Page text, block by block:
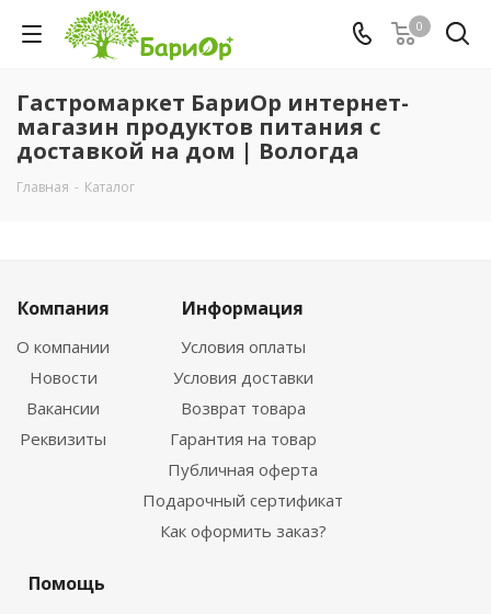
0
Гастромаркет БариОр интернет-
магазин продуктов питания с
доставкой на дом | Вологда
Главная - Каталог
Компания
О компании
Новости
Вакансии
Реквизиты
Информация
Условия оплаты
Условия доставки
Возврат товара
Гарантия на товар
Публичная оферта
Подарочный сертификат
Как оформить заказ?
Помощь